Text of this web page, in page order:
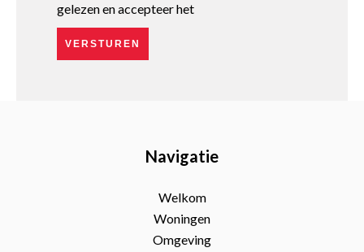
gelezen en accepteer het
VERSTUREN
Navigatie
Welkom
Woningen
Omgeving